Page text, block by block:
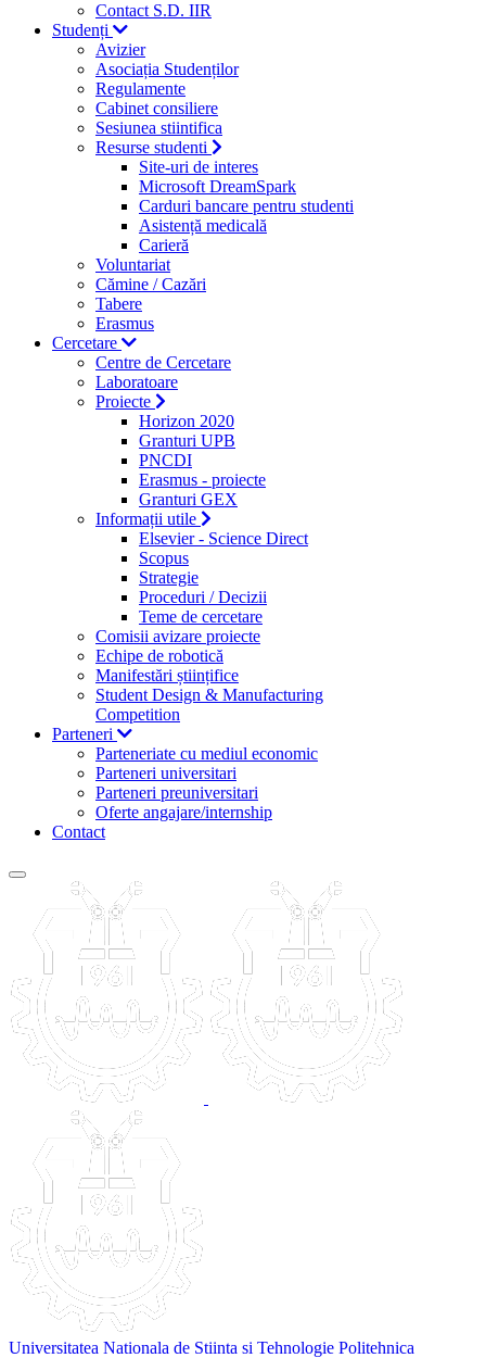
Contact S.D. IIR
Studenți
Avizier
Asociația Studenților
Regulamente
Cabinet consiliere
Sesiunea stiintifica
Resurse studenti
Site-uri de interes
Microsoft DreamSpark
Carduri bancare pentru studenti
Asistență medicală
Carieră
Voluntariat
Cămine / Cazări
Tabere
Erasmus
Cercetare
Centre de Cercetare
Laboratoare
Proiecte
Horizon 2020
Granturi UPB
PNCDI
Erasmus - proiecte
Granturi GEX
Informații utile
Elsevier - Science Direct
Scopus
Strategie
Proceduri / Decizii
Teme de cercetare
Comisii avizare proiecte
Echipe de robotică
Manifestări științifice
Student Design & Manufacturing
Competition
Parteneri
Parteneriate cu mediul economic
Parteneri universitari
Parteneri preuniversitari
Oferte angajare/internship
Contact
Universitatea Nationala de Stiinta si Tehnologie Politehnica